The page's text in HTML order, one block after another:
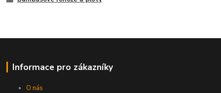
Informace pro zákazníky
O nás